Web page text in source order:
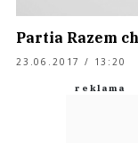
Partia Razem
23.06.2017 / 13:20